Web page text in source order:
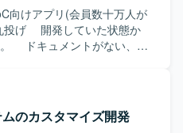
向けアプリ(会員数十万人が
投げ 開発していた状態か
。 ドキュメントがない、あ
託メンバーで書 類関連の
インで対応中です。 既存
下業務内容に記載する構築
のカスタマイズ開発